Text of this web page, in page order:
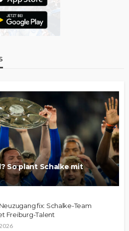
So plant Schalke mit
fix: Schalke-Team
Freiburg-Talent